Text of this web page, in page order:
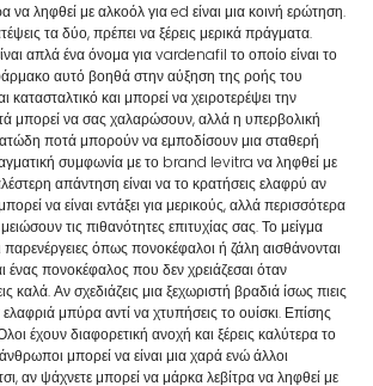
να ληφθεί με αλκοόλ για ed είναι μια κοινή ερώτηση.
τα δύο, πρέπει να ξέρεις μερικά πράγματα.
απλά ένα όνομα για vardenafil το οποίο είναι το
αυτό βοηθά στην αύξηση της ροής του
κατασταλτικό και μπορεί να χειροτερέψει την
μπορεί να σας χαλαρώσουν, αλλά η υπερβολική
ποτά μπορούν να εμποδίσουν μια σταθερή
συμφωνία με το brand levitra να ληφθεί με
απάντηση είναι να το κρατήσεις ελαφρύ αν
να είναι εντάξει για μερικούς, αλλά περισσότερα
τις πιθανότητες επιτυχίας σας. Το μείγμα
παρενέργειες όπως πονοκέφαλοι ή ζάλη αισθάνονται
ένας πονοκέφαλος που δεν χρειάζεσαι όταν
καλά. Αν σχεδιάζεις μια ξεχωριστή βραδιά ίσως πιεις
μπύρα αντί να χτυπήσεις το ουίσκι. Επίσης
έχουν διαφορετική ανοχή και ξέρεις καλύτερα το
μπορεί να είναι μια χαρά ενώ άλλοι
αν ψάχνετε μπορεί να μάρκα λεβίτρα να ληφθεί με